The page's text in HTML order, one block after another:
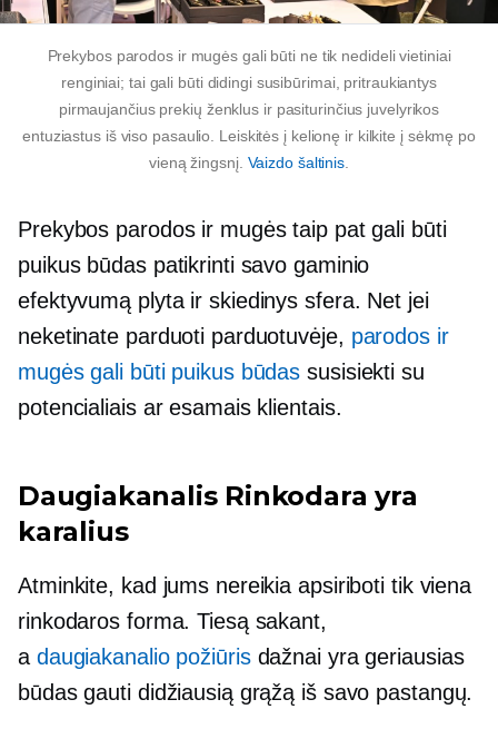
Prekybos parodos ir mugės gali būti ne tik nedideli vietiniai
renginiai; tai gali būti didingi susibūrimai, pritraukiantys
pirmaujančius prekių ženklus ir pasiturinčius juvelyrikos
entuziastus iš viso pasaulio. Leiskitės į kelionę ir kilkite į sėkmę po
vieną žingsnį. Vaizdo šaltinis
Prekybos parodos ir mugės taip pat gali būti
puikus būdas patikrinti savo gaminio
efektyvumą plyta ir skiedinys sfera. Net jei
neketinate parduoti parduotuvėje, parodos ir
mugės gali būti puikus būdas susisiekti su
potencialiais ar esamais klientais.
DaugiakanalisRinkodara yra
karalius
Atminkite, kad jums nereikia apsiriboti tik viena
rinkodaros forma. Tiesą sakant,
a daugiakanaliopožiūrisdažnai yra geriausias
būdas gauti didžiausią grąžą iš savo pastangų.